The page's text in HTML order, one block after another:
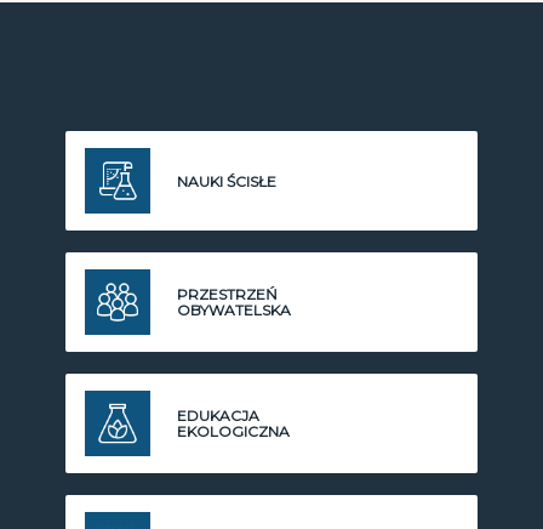
NAUKI ŚCISŁE
PRZESTRZEŃ
OBYWATELSKA
EDUKACJA
EKOLOGICZNA